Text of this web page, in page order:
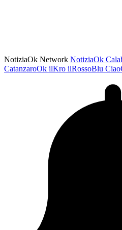
NotiziaOk Network NotiziaOk
CatanzaroOk ilKro ilRossoBlu